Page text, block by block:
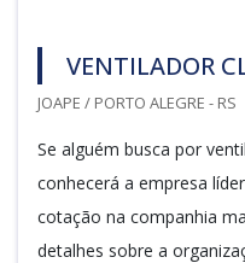
VENTILADOR
JOAPE / PORTO ALEGRE - RS
Se alguém busca por
conhecerá a empresa
cotação na companhia
detalhes sobre a